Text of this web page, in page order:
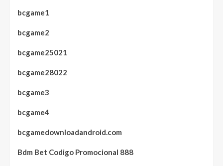
bcgame1
bcgame2
bcgame25021
bcgame28022
bcgame3
bcgame4
bcgamedownloadandroid.com
Bdm Bet Codigo Promocional 888